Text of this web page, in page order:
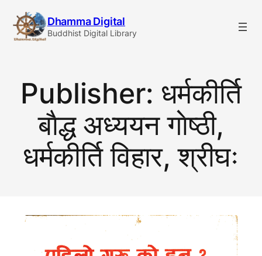
content
Dhamma Digital
Buddhist Digital Library
Publisher: धर्मकीर्ति
बाैद्ध अध्ययन गाेष्ठी,
धर्मकीर्ति विहार, श्रीघः